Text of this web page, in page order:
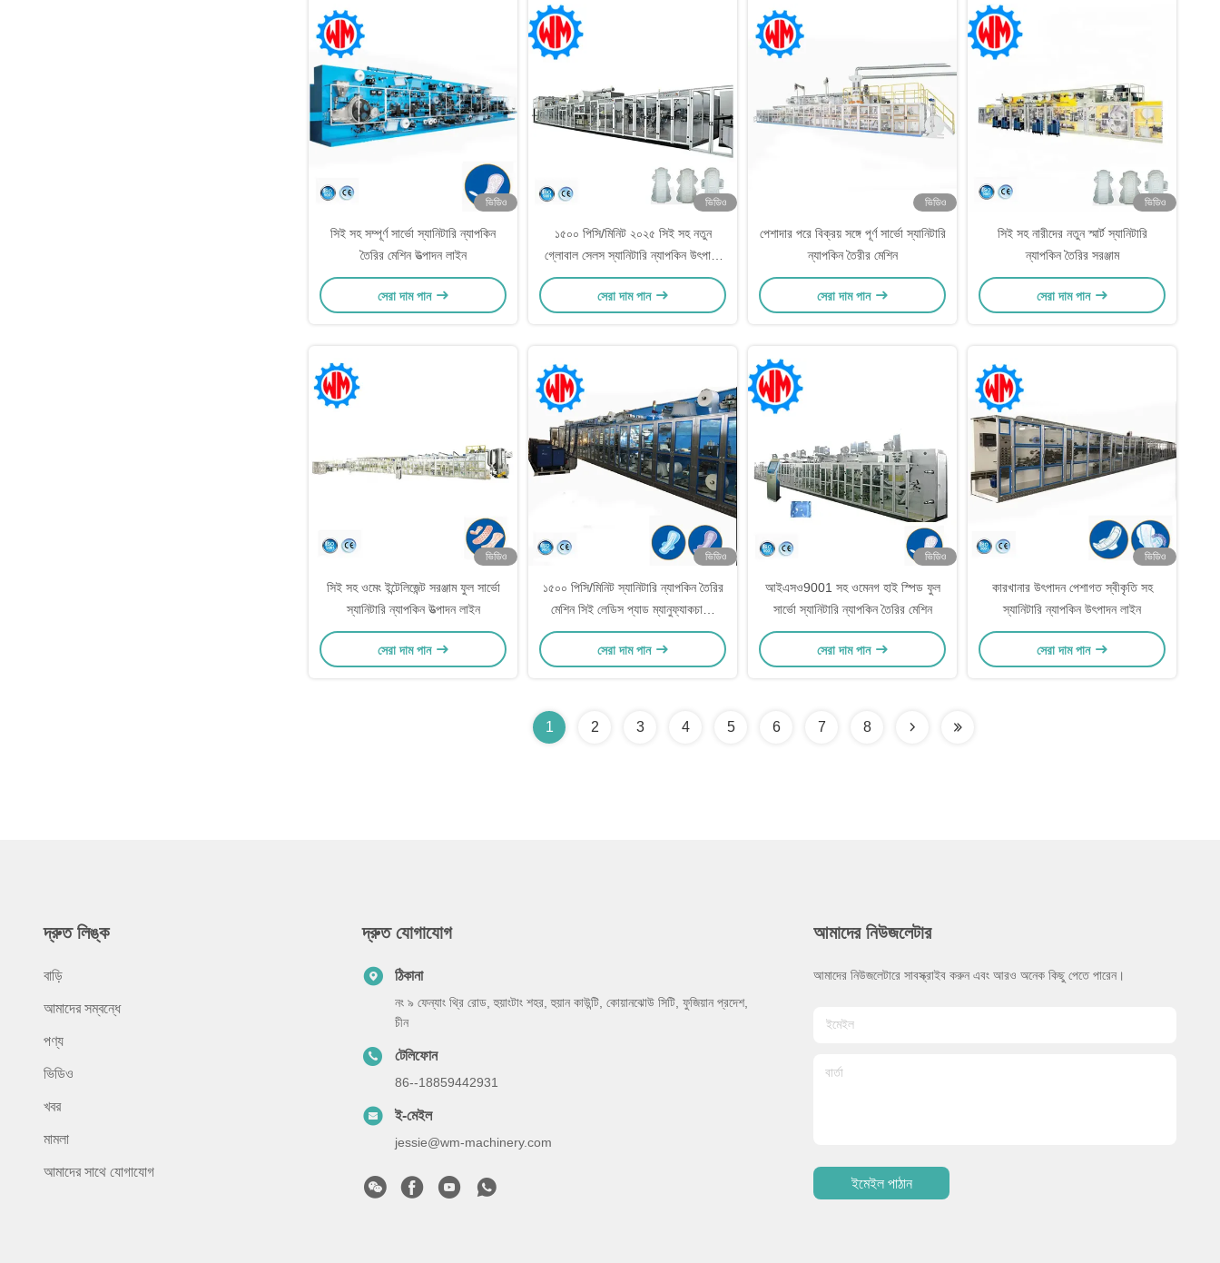
ভিডিও
সিই সহ সম্পূর্ণ সার্ভো স্যানিটারি ন্যাপকিন
তৈরির মেশিন উত্পাদন লাইন
সেরা দাম পান
ভিডিও
১৫০০ পিসি/মিনিট ২০২৫ সিই সহ নতুন
গ্লোবাল সেলস স্যানিটারি ন্যাপকিন উৎপাদন
লাইন
সেরা দাম পান
ভিডিও
পেশাদার পরে বিক্রয় সঙ্গে পূর্ণ সার্ভো স্যানিটারি
ন্যাপকিন তৈরীর মেশিন
সেরা দাম পান
ভিডিও
সিই সহ নারীদের নতুন স্মার্ট স্যানিটারি
ন্যাপকিন তৈরির সরঞ্জাম
সেরা দাম পান
ভিডিও
সিই সহ ওমেং ইন্টেলিজেন্ট সরঞ্জাম ফুল সার্ভো
স্যানিটারি ন্যাপকিন উত্পাদন লাইন
সেরা দাম পান
ভিডিও
১৫০০ পিসি/মিনিট স্যানিটারি ন্যাপকিন তৈরির
মেশিন সিই লেডিস প্যাড ম্যানুফ্যাকচারিং
মেশিন
সেরা দাম পান
ভিডিও
আইএসও9001 সহ ওমেনগ হাই স্পিড ফুল
সার্ভো স্যানিটারি ন্যাপকিন তৈরির মেশিন
সেরা দাম পান
ভিডিও
কারখানার উৎপাদন পেশাগত স্বীকৃতি সহ
স্যানিটারি ন্যাপকিন উৎপাদন লাইন
সেরা দাম পান
1 2 3 4 5 6 7 8
দ্রুত লিঙ্ক
বাড়ি
আমাদের সম্বন্ধে
পণ্য
ভিডিও
খবর
মামলা
আমাদের সাথে যোগাযোগ
দ্রুত যোগাযোগ
ঠিকানা
নং ৯ ফেন্যাং থ্রি রোড, হুয়াংটাং শহর, হুয়ান কাউন্টি, কোয়ানঝোউ সিটি, ফুজিয়ান প্রদেশ,
চীন
টেলিফোন
86--18859442931
ই-মেইল
jessie@wm-machinery.com
আমাদের নিউজলেটার
আমাদের নিউজলেটারে সাবস্ক্রাইব করুন এবং আরও অনেক কিছু পেতে পারেন।
ইমেইল পাঠান